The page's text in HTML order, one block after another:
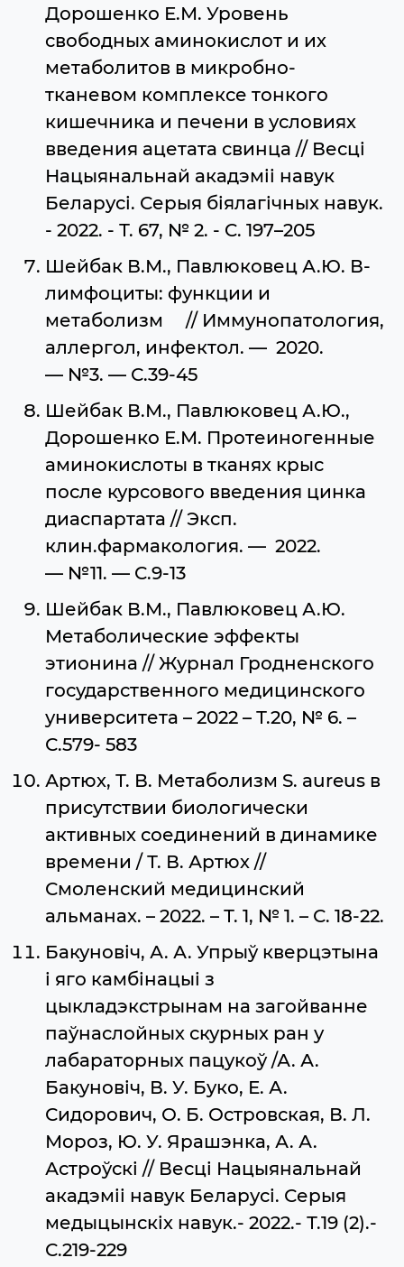
Дорошенко Е.М. Уровень
свободных аминокислот и их
метаболитов в микробно-
тканевом комплексе тонкого
кишечника и печени в условиях
введения ацетата свинца // Весці
Нацыянальнай акадэміі навук
Беларусі. Серыя біялагічных навук.
- 2022. - Т. 67, № 2. - C. 197–205
Шейбак В.М., Павлюковец А.Ю. В-
лимфоциты: функции и
метаболизм // Иммунопатология,
аллергол, инфектол. — 2020.
— №3. — С.39-45
Шейбак В.М., Павлюковец А.Ю.,
Дорошенко Е.М. Протеиногенные
аминокислоты в тканях крыс
после курсового введения цинка
диаспартата // Эксп.
клин.фармакология. — 2022.
— №11. — С.9-13
Шейбак В.М., Павлюковец А.Ю.
Метаболические эффекты
этионина // Журнал Гродненского
государственного медицинского
университета – 2022 – Т.20, № 6. –
С.579- 583
Артюх, Т. В. Метаболизм S. aureus в
присутствии биологически
активных соединений в динамике
времени / Т. В. Артюх //
Смоленский медицинский
альманах. – 2022. – Т. 1, № 1. – С. 18-22.
Бакуновіч, А. А. Упрыў кверцэтына
і яго камбінацыі з
цыкладэкстрынам на загойванне
паўнаслойных скурных ран у
лабараторных пацукоў /А. А.
Бакуновіч, В. У. Буко, Е. А.
Сидорович, О. Б. Островская, В. Л.
Мороз, Ю. У. Ярашэнка, А. А.
Астроўскі // Весці Нацыянальнай
акадэміі навук Беларусі. Серыя
медыцынскіх навук.- 2022.- Т.19 (2).-
С.219-229